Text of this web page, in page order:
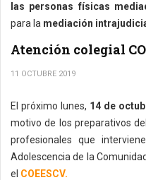
las personas físicas
para la mediación
Atención colegial
11 OCTUBRE 2019
El próximo lunes, 14 de
motivo de los preparativos
profesionales que
Adolescencia de la
el COEESCV.